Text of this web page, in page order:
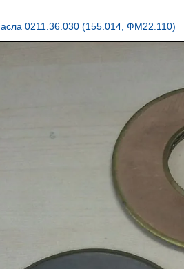
0211.36.030 (155.014, ФМ22.110)